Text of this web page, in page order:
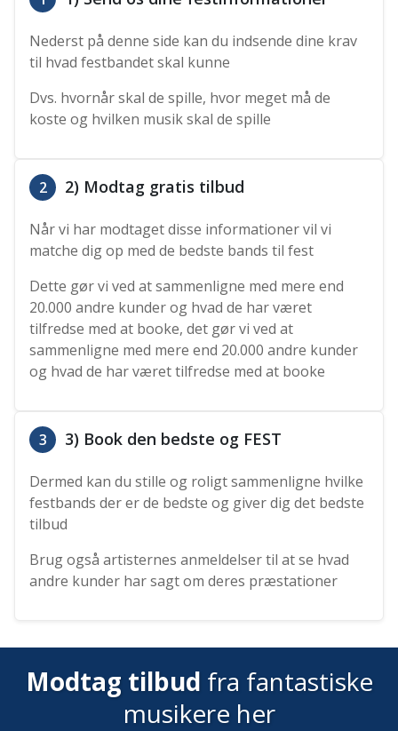
Nederst på denne side kan du indsende dine krav
til hvad festbandet skal kunne
Dvs. hvornår skal de spille, hvor meget må de
koste og hvilken musik skal de spille
2 2) Modtag gratis tilbud
Når vi har modtaget disse informationer vil vi
matche dig op med de bedste bands til fest
Dette gør vi ved at sammenligne med mere end
20.000 andre kunder og hvad de har været
tilfredse med at booke, det gør vi ved at
sammenligne med mere end 20.000 andre kunder
og hvad de har været tilfredse med at booke
3 3) Book den bedste og FEST
Dermed kan du stille og roligt sammenligne hvilke
festbands der er de bedste og giver dig det bedste
tilbud
Brug også artisternes anmeldelser til at se hvad
andre kunder har sagt om deres præstationer
Modtag tilbud fra fantastiske
musikere her